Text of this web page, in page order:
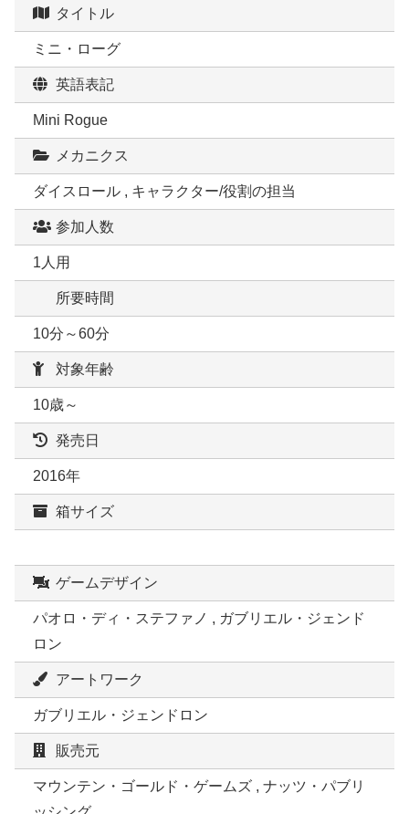
タイトル
ミニ・ローグ
英語表記
Mini Rogue
メカニクス
ダイスロール , キャラクター/役割の担当
参加人数
1人用
所要時間
10分～60分
対象年齢
10歳～
発売日
2016年
箱サイズ
ゲームデザイン
パオロ・ディ・ステファノ , ガブリエル・ジェンド
ロン
アートワーク
ガブリエル・ジェンドロン
販売元
マウンテン・ゴールド・ゲームズ , ナッツ・パブリ